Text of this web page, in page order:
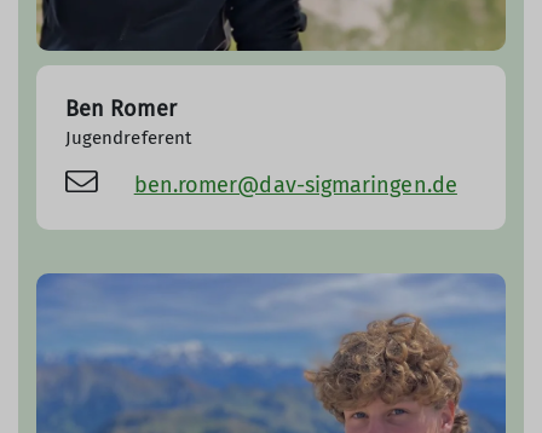
Ben Romer
Jugendreferent
ben.romer@dav-sigmaringen.de